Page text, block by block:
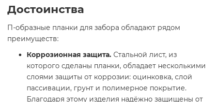
Достоинства
П-образные планки для забора обладают рядом
преимуществ:
Коррозионная защита. Стальной лист, из
которого сделаны планки, обладает несколькими
слоями защиты от коррозии: оцинковка, слой
пассивации, грунт и полимерное покрытие.
Благодаря этому изделия надёжно защищены от